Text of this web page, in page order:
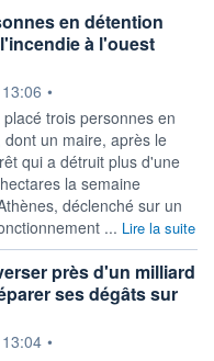
en détention
à l'ouest
13:06 •
trois personnes en
un maire, après le
qui a détruit plus d'une
la semaine
déclenché sur un
... Lire la suite
près d'un milliard
ses dégâts sur
13:04 •